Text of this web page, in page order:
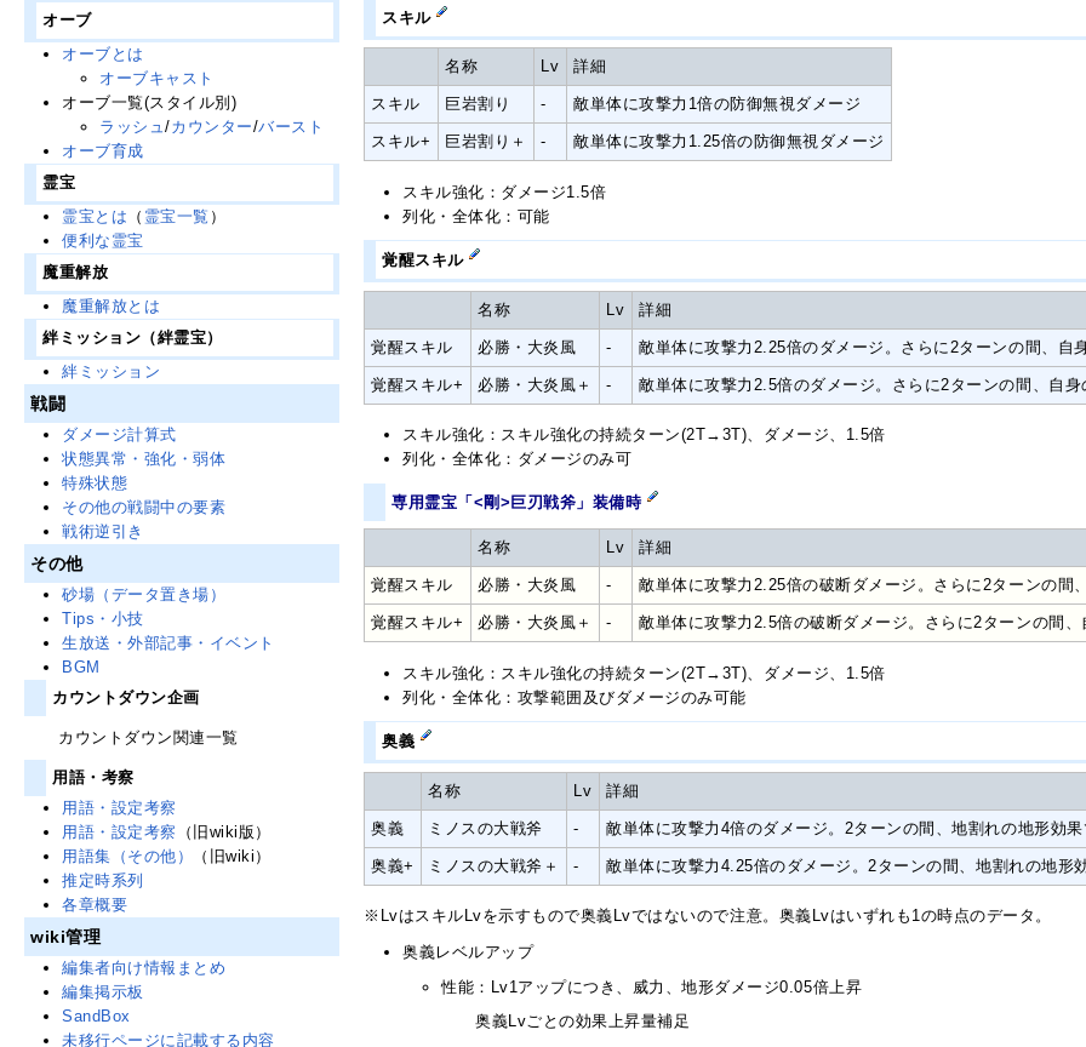
スキル
名称 Lv 詳細
スキル 巨岩割り - 敵単体に攻撃力1倍の防御無視ダメージ
スキル+ 巨岩割り＋ - 敵単体に攻撃力1.25倍の防御無視ダメージ
スキル強化：ダメージ1.5倍
列化・全体化：可能
覚醒スキル
名称 Lv 詳細
覚醒スキル 必勝・大炎風 - 敵単体に攻撃力2.25倍のダメージ。さらに2ターンの間、自
覚醒スキル+ 必勝・大炎風＋ - 敵単体に攻撃力2.5倍のダメージ。さらに2ターンの間、自
スキル強化：スキル強化の持続ターン(2T→3T)、ダメージ、1.5倍
列化・全体化：ダメージのみ可
専用霊宝「<剛>巨刃戦斧」装備時
名称 Lv 詳細
覚醒スキル 必勝・大炎風 - 敵単体に攻撃力2.25倍の破断ダメージ。さらに2ターンの間
覚醒スキル+ 必勝・大炎風＋ - 敵単体に攻撃力2.5倍の破断ダメージ。さらに2ターンの間
スキル強化：スキル強化の持続ターン(2T→3T)、ダメージ、1.5倍
列化・全体化：攻撃範囲及びダメージのみ可能
奥義
名称 Lv 詳細
奥義 ミノスの大戦斧 - 敵単体に攻撃力4倍のダメージ。2ターンの間、地割れの地形効
奥義+ ミノスの大戦斧＋ - 敵単体に攻撃力4.25倍のダメージ。2ターンの間、地割れの地
※LvはスキルLvを示すもので奥義Lvではないので注意。奥義Lvはいずれも1の時点のデータ。
奥義レベルアップ
性能：Lv1アップにつき、威力、地形ダメージ0.05倍上昇
奥義Lvごとの効果上昇量補足
オーブ
オーブとは
オーブキャスト
オーブ一覧(スタイル別)
ラッシュ/カウンター/バースト
オーブ育成
霊宝
霊宝とは （ 霊宝一覧 ）
便利な霊宝
魔重解放
魔重解放とは
絆ミッション（絆霊宝）
絆ミッション
戦闘
ダメージ計算式
状態異常・強化・弱体
特殊状態
その他の戦闘中の要素
戦術逆引き
その他
砂場（データ置き場）
Tips・小技
生放送・外部記事・イベント
BGM
カウントダウン企画
カウントダウン関連一覧
用語・考察
用語・設定考察
用語・設定考察
（旧wiki版）
用語集（その他）
（旧wiki）
推定時系列
各章概要
wiki管理
編集者向け情報まとめ
編集掲示板
SandBox
未移行ページに記載する内容